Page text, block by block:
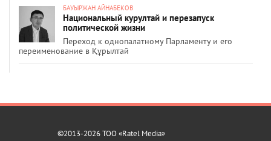
БАУЫРЖАН АЙНАБЕКОВ
Национальный курултай и перезапуск
политической жизни
Переход к однопалатному Парламенту и его
переименование в Құрылтай
©2013-2026 ТОО «Ratel Media»